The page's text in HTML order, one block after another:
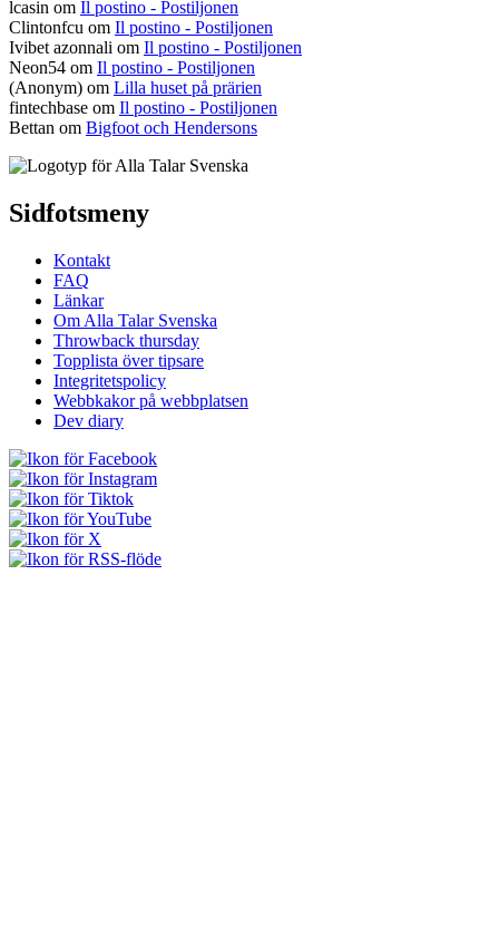
lcasin om Il postino - Postiljonen
Clintonfcu om Il postino - Postiljonen
Ivibet azonnali om Il postino - Postiljonen
Neon54 om Il postino - Postiljonen
(Anonym) om Lilla huset på prärien
fintechbase om Il postino - Postiljonen
Bettan om Bigfoot och Hendersons
Sidfotsmeny
Kontakt
FAQ
Länkar
Om Alla Talar Svenska
Throwback thursday
Topplista över tipsare
Integritetspolicy
Webbkakor på webbplatsen
Dev diary